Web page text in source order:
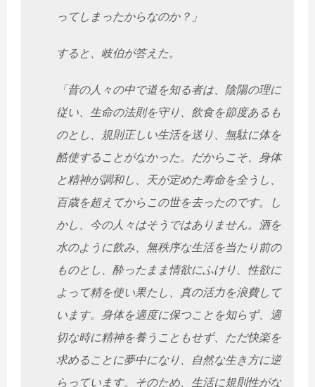
ってしまったからなのか？」
すると、岐伯が答えた。
「昔の人々の中で道を知る者は、陰陽の理に
従い、生命の法則を守り、飲食を節度あるも
のとし、規則正しい生活を送り、無駄に体を
酷使することがなかった。だからこそ、身体
と精神が調和し、天が定めた寿命を全うし、
百歳を超えてからこの世を去ったのです。し
かし、今の人々はそうではありません。酒を
水のように飲み、無秩序な生活を当たり前の
ものとし、酔ったまま情欲にふけり、性欲に
よって精を使い果たし、真の活力を浪費して
います。身体を適度に保つことを知らず、適
切な時に精神を養うこともせず、ただ快楽を
求めることに夢中になり、自然な生き方に逆
らっています。そのため、生活に規則性がな